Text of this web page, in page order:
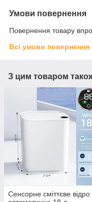
Умови повернення
Повернення товару
Всі умови повернення
З цим товаром
Сенсорне сміттєве відро